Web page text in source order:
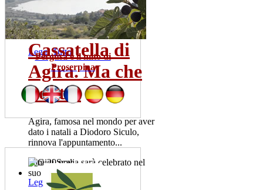
pazienti ricoverata...
mer 22 lug
Leggi Tutto
Cassatella di
Agira. Ma che
bontà!
Agira, famosa nel mondo per aver
dato i natali a Diodoro Siculo,
rinnova l'appuntamento...
dom 20 nov
Leggi Tutto
Pergusa e il mito di
Proserpina